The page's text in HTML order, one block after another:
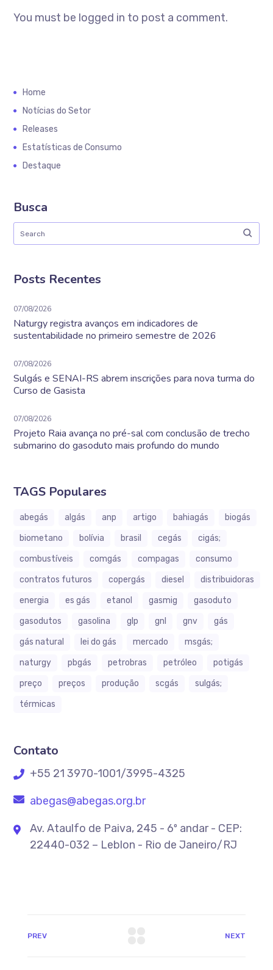
You must be logged in to post a comment.
Home
Notícias do Setor
Releases
Estatísticas de Consumo
Destaque
Busca
Posts Recentes
07/08/2026
Naturgy registra avanços em indicadores de
sustentabilidade no primeiro semestre de 2026
07/08/2026
Sulgás e SENAI-RS abrem inscrições para nova turma do
Curso de Gasista
07/08/2026
Projeto Raia avança no pré-sal com conclusão de trecho
submarino do gasoduto mais profundo do mundo
TAGS Populares
abegás algás anp artigo bahiagás
biogás
biometano
bolívia brasil cegás
cigás;
combustíveis
comgás compagas
consumo
contratos futuros
copergás diesel
distribuidoras
energia
es gás etanol gasmig
gasoduto
gasodutos
gasolina glp gnl gnv
gás
gás natural
lei do gás mercado
msgás;
naturgy
pbgás petrobras petróleo
potigás
preço
preços produção scgás
sulgás;
térmicas
Contato
+55 21 3970-1001/3995-4325
abegas@abegas.org.br
Av. Ataulfo de Paiva, 245 - 6º andar - CEP:
22440-032 – Leblon - Rio de Janeiro/RJ
PREV NEXT